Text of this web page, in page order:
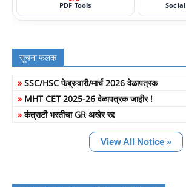
PDF Tools
सूचना फलक
» SSC/HSC फेब्रुवारी/मार्च 2026 वेळापत्रक
» MHT CET 2025-26 वेळापत्रक जाहीर !
»कंत्राटी भरतीचा GR अखेर रद्द
View All Notice »